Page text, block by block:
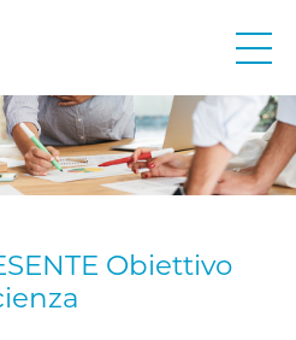
Obiettivo